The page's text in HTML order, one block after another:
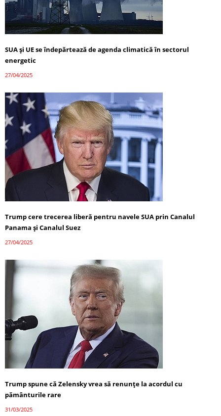
SUA și UE se îndepărtează de agenda climatică în sectorul
energetic
27/04/2025
Trump cere trecerea liberă pentru navele SUA prin Canalul
Panama și Canalul Suez
27/04/2025
Trump spune că Zelensky vrea să renunțe la acordul cu
pământurile rare
31/03/2025